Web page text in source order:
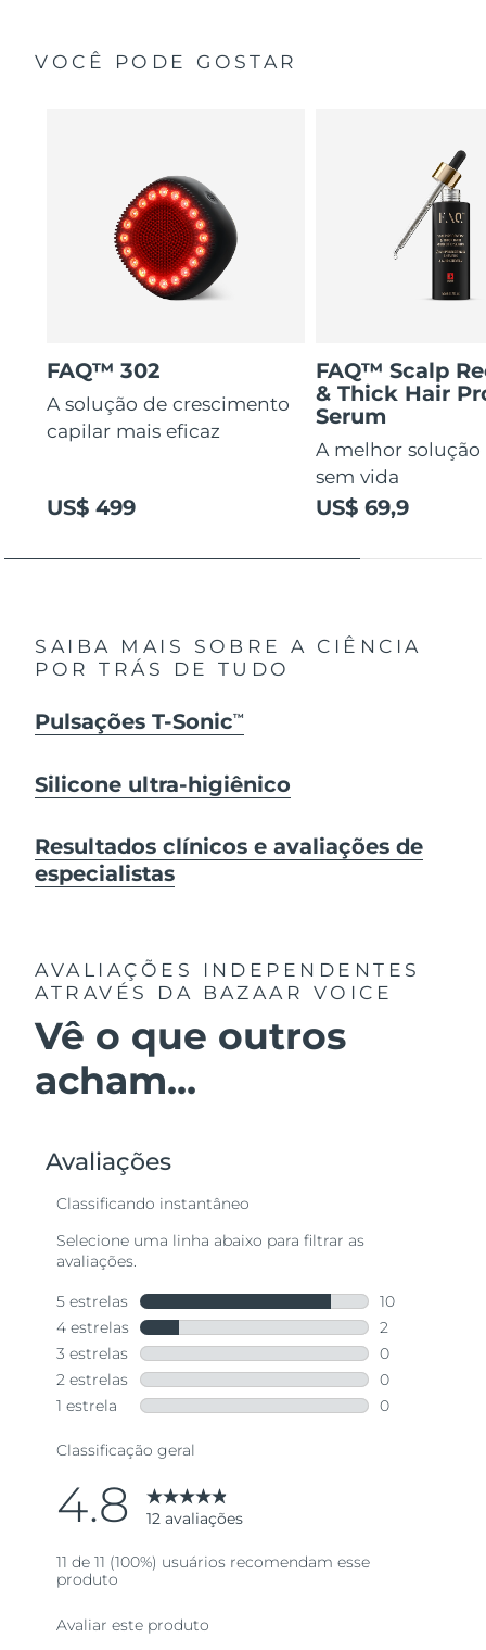
VOCÊ PODE GOSTAR
FAQ™ 302
A solução de crescimento
capilar mais eficaz
US$ 499
FAQ™ Scalp
& Thick Hair
Serum
A melhor solução
sem vida
US$ 69,9
SAIBA MAIS SOBRE A CIÊNCIA
POR TRÁS DE TUDO
Pulsações T-SonicTM
Silicone ultra-higiênico
Resultados clínicos e avaliações de
especialistas
AVALIAÇÕES INDEPENDENTES
ATRAVÉS DA BAZAAR VOICE
Vê o que outros
acham...